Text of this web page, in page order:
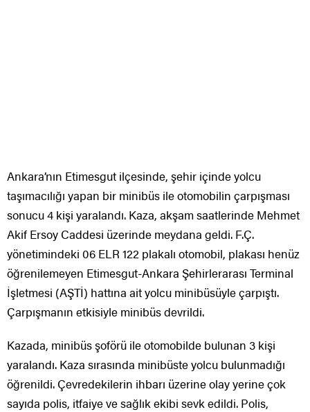
Ankara’nın Etimesgut ilçesinde, şehir içinde yolcu
taşımacılığı yapan bir minibüs ile otomobilin çarpışması
sonucu 4 kişi yaralandı. Kaza, akşam saatlerinde Mehmet
Akif Ersoy Caddesi üzerinde meydana geldi. F.Ç.
yönetimindeki 06 ELR 122 plakalı otomobil, plakası henüz
öğrenilemeyen Etimesgut-Ankara Şehirlerarası Terminal
İşletmesi (AŞTİ) hattına ait yolcu minibüsüyle çarpıştı.
Çarpışmanın etkisiyle minibüs devrildi.
Kazada, minibüs şoförü ile otomobilde bulunan 3 kişi
yaralandı. Kaza sırasında minibüste yolcu bulunmadığı
öğrenildi. Çevredekilerin ihbarı üzerine olay yerine çok
sayıda polis, itfaiye ve sağlık ekibi sevk edildi. Polis,